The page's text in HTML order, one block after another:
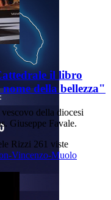
il libro
della bellezza"
della diocesi
Giuseppe Favale.
Rizzi 261 viste
Vincenzo-Muolo